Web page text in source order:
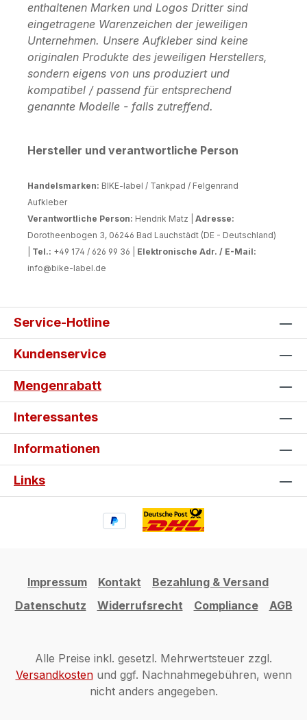
enthaltenen Marken und Logos Dritter sind
eingetragene Warenzeichen der jeweiligen
Unternehmen. Unsere Aufkleber sind keine
originalen Produkte des jeweiligen Herstellers,
sondern eigens von uns produziert und
kompatibel / passend für entsprechend
genannte Modelle - falls zutreffend.
Hersteller und verantwortliche Person
Handelsmarken: BIKE-label / Tankpad / Felgenrand
Aufkleber
Verantwortliche Person: Hendrik Matz | Adresse:
Dorotheenbogen 3, 06246 Bad Lauchstädt (DE - Deutschland)
Tel.: +49 174 / 626 99 36 | Elektronische Adr. / E-Mail:
info@bike-label.de
Service-Hotline
Kundenservice
Mengenrabatt
Interessantes
Informationen
Links
Impressum Kontakt
Bezahlung & Versand
Datenschutz
Widerrufsrecht Compliance AGB
Alle Preise inkl. gesetzl. Mehrwertsteuer zzgl.
Versandkostenund ggf. Nachnahmegebühren, wenn
nicht anders angegeben.